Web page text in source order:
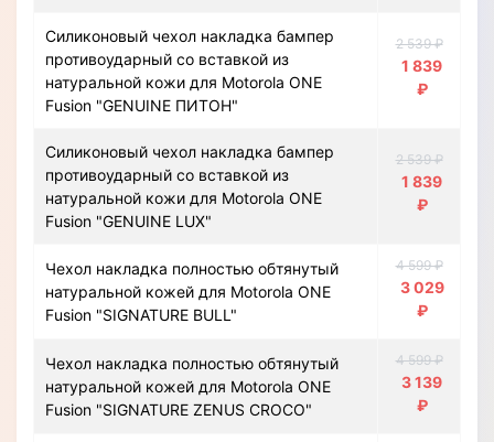
Силиконовый чехол накладка бампер
противоударный со вставкой из
натуральной кожи для Motorola ONE
Fusion "GENUINE ПИТОН"
2 539 ₽
1 839
₽
Силиконовый чехол накладка бампер
противоударный со вставкой из
натуральной кожи для Motorola ONE
Fusion "GENUINE LUX"
2 539 ₽
1 839
₽
Чехол накладка полностью обтянутый
натуральной кожей для Motorola ONE
Fusion "SIGNATURE BULL"
4 599 ₽
3 029
₽
Чехол накладка полностью обтянутый
натуральной кожей для Motorola ONE
Fusion "SIGNATURE ZENUS CROCO"
4 599 ₽
3 139
₽